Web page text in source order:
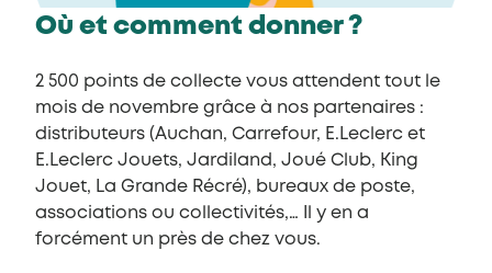
Où et comment donner ?
2 500 points de collecte vous attendent tout le
mois de novembre grâce à nos partenaires :
distributeurs (Auchan, Carrefour, E.Leclerc et
E.Leclerc Jouets, Jardiland, Joué Club, King
Jouet, La Grande Récré), bureaux de poste,
associations ou collectivités,… Il y en a
forcément un près de chez vous.